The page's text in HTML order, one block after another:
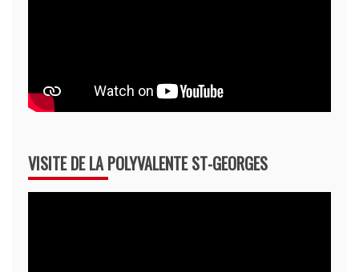
VISITE DE LA POLYVALENTE ST-GEORGES